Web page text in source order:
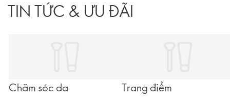
TIN TỨC & ƯU ĐÃI
Chăm sóc da Trang điểm